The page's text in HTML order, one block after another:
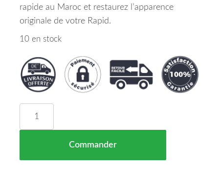
rapide au Maroc et restaurez l’apparence
originale de votre Rapid.
10 en stock
Commander